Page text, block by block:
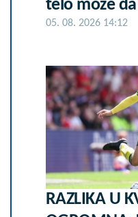
telo može
05. 08. 2026 14:12
RAZLIKA U